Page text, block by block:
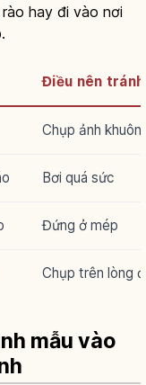
hay đi vào nơi
Điều nên tránh
Chụp ảnh khuôn
Bơi quá sức
Đứng ở mép
Chụp trên lòng
mẫu vào